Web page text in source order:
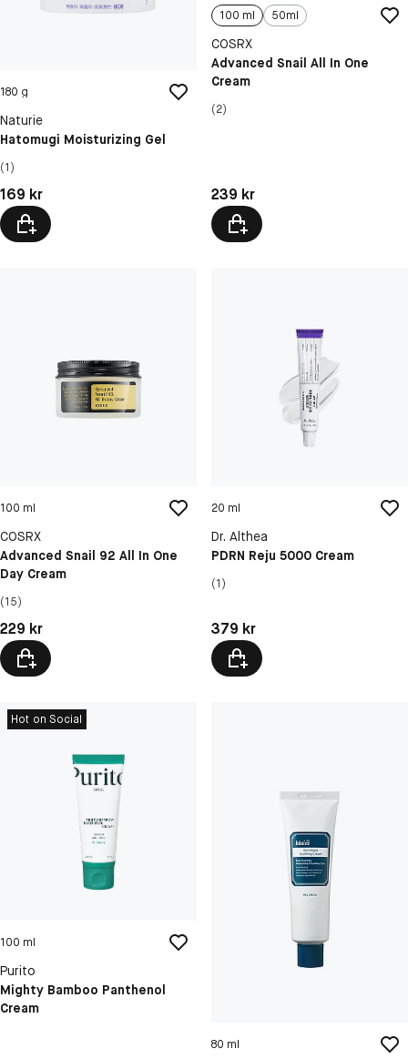
180 g
Naturie
Hatomugi Moisturizing Gel
(1)
Pris: 169 kr
169 kr
100 ml 50ml
COSRX
Advanced Snail All In One
Cream
(2)
Pris: 239 kr
239 kr
100 ml
COSRX
Advanced Snail 92 All In One
Day Cream
(15)
Pris: 229 kr
229 kr
20 ml
Dr. Althea
PDRN Reju 5000 Cream
(1)
Pris: 379 kr
379 kr
Hot on Social
100 ml
Purito
Mighty Bamboo Panthenol
Cream
80 ml